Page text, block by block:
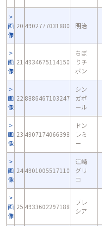
画
像
20 4902777031880 明治
画
像
21 4934675114150
ちぼ
りチ
ボン
画
像
22 8886467103247
シン
ガポ
ール
画
像
23 4907174066398
ドン
レミ
ー
画
像
24 4901005517110
江崎
グリ
コ
画
像
25 4933602297188
プレ
シア